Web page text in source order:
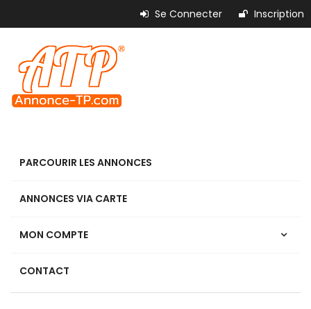
Se Connecter Inscription
PARCOURIR LES ANNONCES
ANNONCES VIA CARTE
MON COMPTE
CONTACT